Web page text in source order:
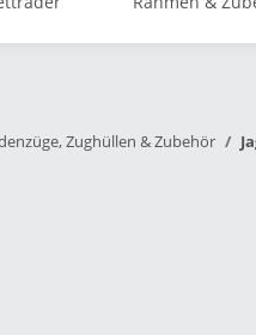
Zughüllen & Zubehör